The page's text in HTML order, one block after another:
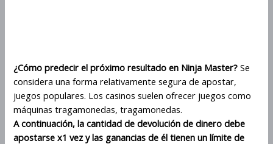
¿Cómo predecir el próximo resultado en Ninja Master? Se
considera una forma relativamente segura de apostar,
juegos populares. Los casinos suelen ofrecer juegos como
máquinas tragamonedas, tragamonedas.
A continuación, la cantidad de devolución de dinero debe
apostarse x1 vez y las ganancias de él tienen un límite de